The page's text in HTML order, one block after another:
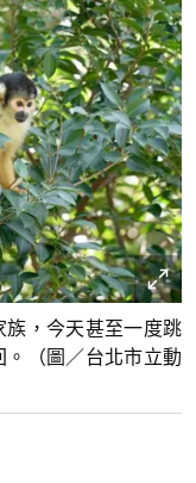
，今天甚至一度跳
（圖／台北市立動